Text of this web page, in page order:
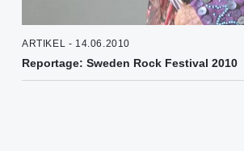
ARTIKEL - 14.06.2010
Reportage: Sweden Rock Festival 2010